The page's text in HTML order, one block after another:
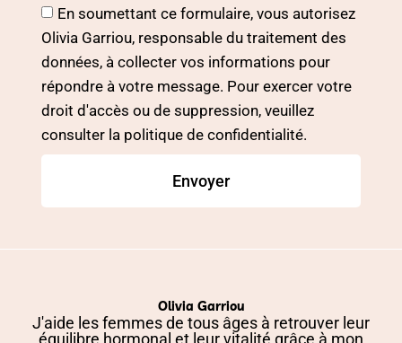
En soumettant ce formulaire, vous autorisez
Olivia Garriou, responsable du traitement des
données, à collecter vos informations pour
répondre à votre message. Pour exercer votre
droit d'accès ou de suppression, veuillez
consulter la politique de confidentialité.
Envoyer
Olivia Garriou
J'aide les femmes de tous âges à retrouver leur
équilibre hormonal et leur vitalité grâce à mon